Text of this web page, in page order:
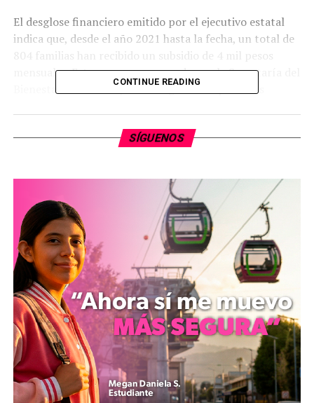
El desglose financiero emitido por el ejecutivo estatal
indica que, desde el año 2021 hasta la fecha, un total de
804 familias han recibido un subsidio de 4 mil pesos
mensuales. Este recurso es operado por la Secretaría del
Bienestar del estado y está dirigido a las personas
Asimismo, la administración estatal señaló que se asigna
enfocados en la atención a la salud de la población en
Michoacán.
mizitacuaro
Comparte con:
CONTINUE READING
SÍGUENOS